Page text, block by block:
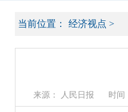
当前位置： 经济视点 >
来源： 人民日报 时间